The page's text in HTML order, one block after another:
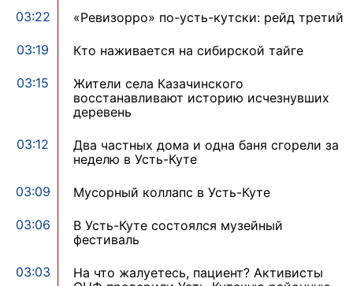
03:22 «Ревизорро» по-усть-кутски: рейд третий
03:19 Кто наживается на сибирской тайге
03:15
Жители села Казачинского
восстанавливают историю исчезнувших
деревень
03:12
Два частных дома и одна баня сгорели за
неделю в Усть-Куте
03:09 Мусорный коллапс в Усть-Куте
03:06
В Усть-Куте состоялся музейный
фестиваль
03:03
На что жалуетесь, пациент? Активисты